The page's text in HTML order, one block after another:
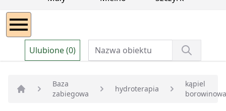
Ulubione (0)
Strona główna
Baza
zabiegowa
hydroterapia
kąpiel
borowinowa